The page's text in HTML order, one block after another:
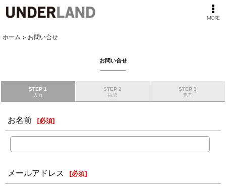
MORE
ホーム > お問い合せ
お問い合せ
STEP 1
入力
STEP 2
確認
STEP 3
完了
お名前 [必須]
メールアドレス [必須]